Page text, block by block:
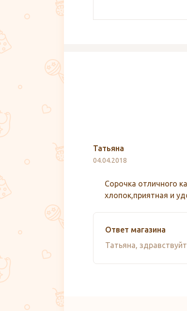
Татьяна
04.04.2018
Сорочка отличного
хлопок,приятная и
Ответ магазина
Татьяна,